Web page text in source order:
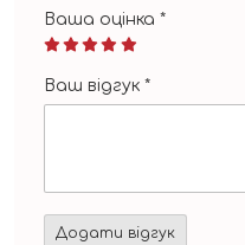
Ваша оцінка *
Ваш відгук *